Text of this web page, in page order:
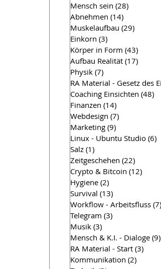
Mensch sein (28)
Abnehmen (14)
Muskelaufbau (29)
Einkorn (3)
Körper in Form (43)
Aufbau Realität (17)
Physik (7)
RA Material - Gesetz des
Coaching Einsichten (48)
Finanzen (14)
Webdesign (7)
Marketing (9)
Linux - Ubuntu Studio (6)
Salz (1)
Zeitgeschehen (22)
Crypto & Bitcoin (12)
Hygiene (2)
Survival (13)
Workflow - Arbeitsfluss (7)
Telegram (3)
Musik (3)
Mensch & K.I. - Dialoge (9)
RA Material - Start (3)
Kommunikation (2)